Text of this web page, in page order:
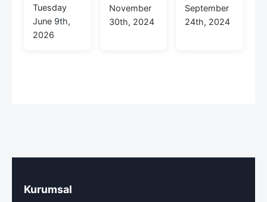
Tuesday
June 9th,
2026
November
30th, 2024
September
24th, 2024
Kurumsal